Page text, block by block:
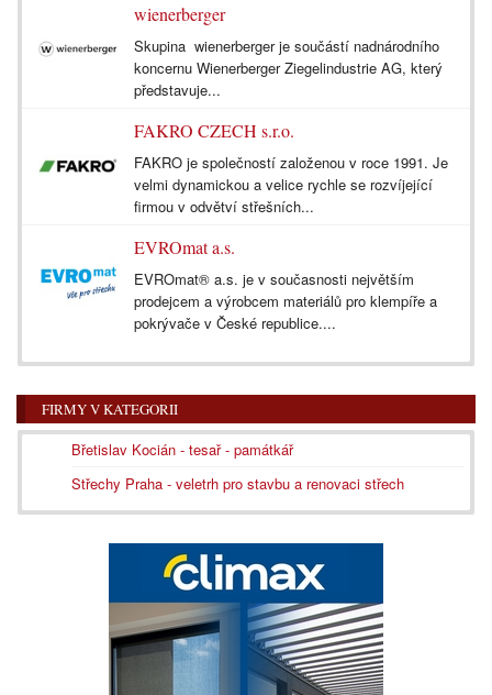
wienerberger
Skupina wienerberger je součástí nadnárodního
koncernu Wienerberger Ziegelindustrie AG, který
představuje...
FAKRO CZECH s.r.o.
FAKRO je společností založenou v roce 1991. Je
velmi dynamickou a velice rychle se rozvíjející
firmou v odvětví střešních...
EVROmat a.s.
EVROmat® a.s. je v současnosti největším
prodejcem a výrobcem materiálů pro klempíře a
pokrývače v České republice....
FIRMY V KATEGORII
Břetislav Kocián - tesař - památkář
Střechy Praha - veletrh pro stavbu a renovaci střech